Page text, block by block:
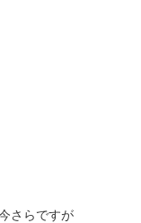
さらですが